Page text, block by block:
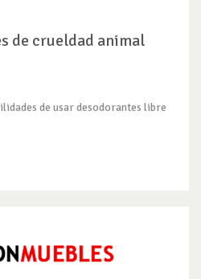
de crueldad animal
de usar desodorantes libre